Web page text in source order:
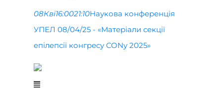
08Кві16:0021:10Наукова конференція
УПЕЛ 08/04/25 - «Матеріали секції
епілепсії конгресу CONy 2025»